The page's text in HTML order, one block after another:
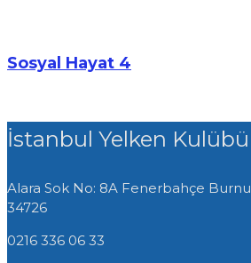
Sosyal Hayat 4
İstanbul Yelken Kulübü
Alara Sok No: 8A Fenerbahçe Burnu
34726
0216 336 06 33